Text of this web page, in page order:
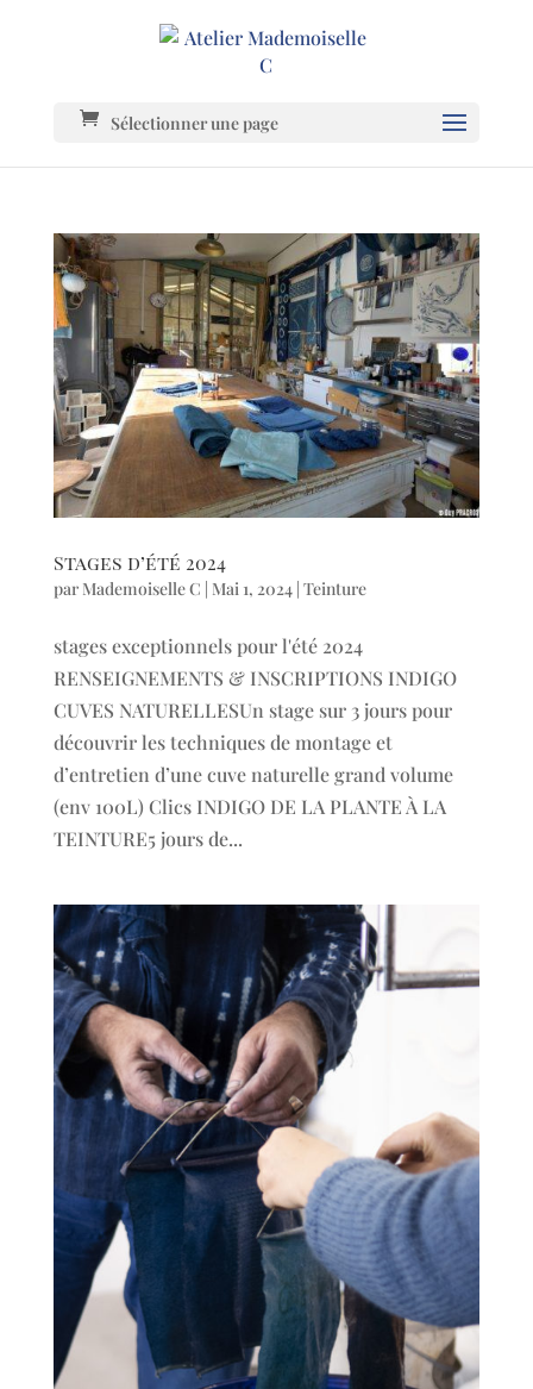
Sélectionner une page
Stages d’été 2024
par Mademoiselle C | Mai 1, 2024| Teinture
stages exceptionnels pour l'été 2024
RENSEIGNEMENTS & INSCRIPTIONS INDIGO
CUVES NATURELLESUn stage sur 3 jours pour
découvrir les techniques de montage et
d’entretien d’une cuve naturelle grand volume
(env 100L) Clics INDIGO DE LA PLANTE À LA
TEINTURE5 jours de...